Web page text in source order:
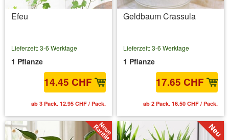
Efeu
Lieferzeit: 3-6 Werktage
1 Pflanze
14.45 CHF
ab 3 Pack. 12.95 CHF / Pack.
Geldbaum Crassula
Lieferzeit: 3-6 Werktage
1 Pflanze
17.65 CHF
ab 2 Pack. 16.50 CHF / Pack.